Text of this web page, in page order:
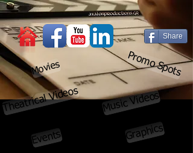
Movies
Share
Promo Spots
Theatrical Videos Music Videos
Events Graphics